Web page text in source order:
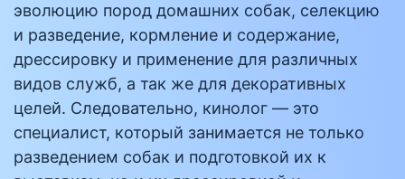
эволюцию пород домашних собак, селекцию
и разведение, кормление и содержание,
дрессировку и применение для различных
видов служб, а так же для декоративных
целей. Следовательно, кинолог — это
специалист, который занимается не только
разведением собак и подготовкой их к